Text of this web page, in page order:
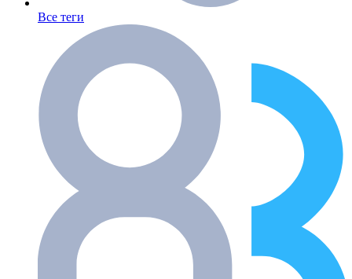
Все теги